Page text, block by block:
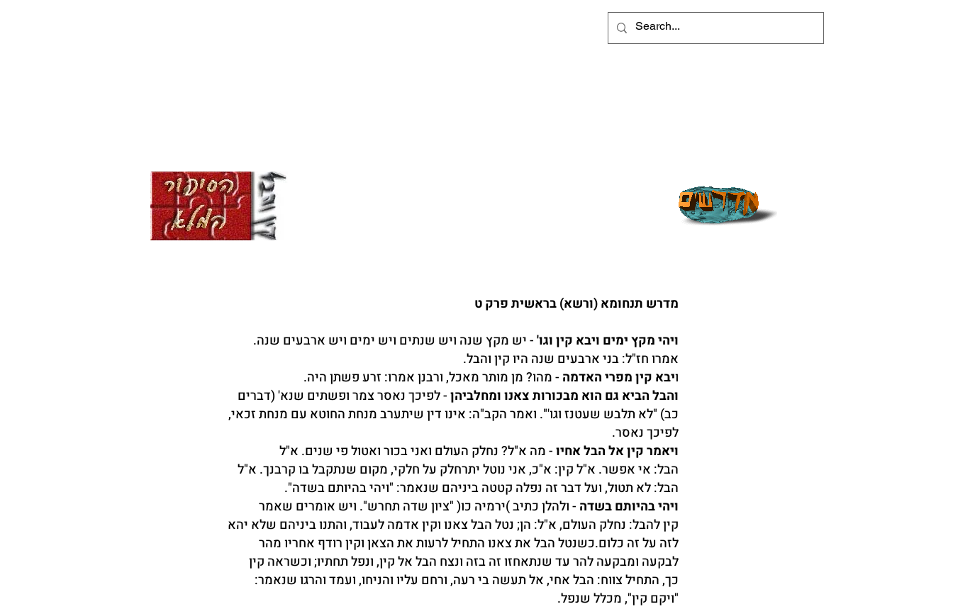
מדרש תנחומא (ורשא) בראשית פרק ט
ויהי מקץ ימים ויבא קין וגו'- יש מקץ שנה ויש שנתים ויש ימים ויש ארבעים שנה.
אמרו חז"ל: בני ארבעים שנה היו קין והבל.
ויבא קין מפרי האדמה - מהו? מן מותר מאכל, ורבנן אמרו: זרע פשתן היה.
והבל הביא גם הוא מבכורות צאנו ומחלביהן- לפיכך נאסר צמר ופשתים שנא' (דברים
כב) "לא תלבש שעטנז וגו'". ואמר הקב"ה: אינו דין שיתערב מנחת החוטא עם מנחת זכאי,
לפיכך נאסר.
ויאמר קין אל הבל אחיו- מה א"ל? נחלק העולם ואני בכור ואטול פי שנים. א"ל
הבל: אי אפשר. א"ל קין: א"כ, אני נוטל יתרחלק על חלקי, מקום שנתקבל בו קרבנך. א"ל
הבל: לא תטול, ועל דבר זה נפלה קטטה ביניהם שנאמר: "ויהי בהיותם בשדה".
ויהי בהיותם בשדה - ולהלן כתיב )ירמיה כו( "ציון שדה תחרש". ויש אומרים שאמר
קין להבל: נחלק העולם, א"ל: הן; נטל הבל צאנו וקין אדמה לעבוד, והתנו ביניהם שלא יהא
לזה על זה כלום.כשנטל הבל את צאנו התחיל לרעות את הצאן וקין רודף אחריו מהר
לבקעה ומבקעה להר עד שנתאחזו זה בזה ונצח הבל אל קין, ונפל תחתיו; וכשראה קין
כך, התחיל צווח: הבל אחי, אל תעשה בי רעה, ורחם עליו והניחו, ועמד והרגו שנאמר:
"ויקם קין", מכלל שנפל.